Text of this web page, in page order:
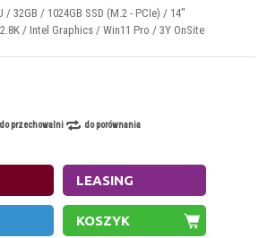
/ 32GB / 1024GB SSD (M.2 - PCIe) / 14"
/ Intel Graphics / Win11 Pro / 3Y OnSite
do przechowalni do porównania